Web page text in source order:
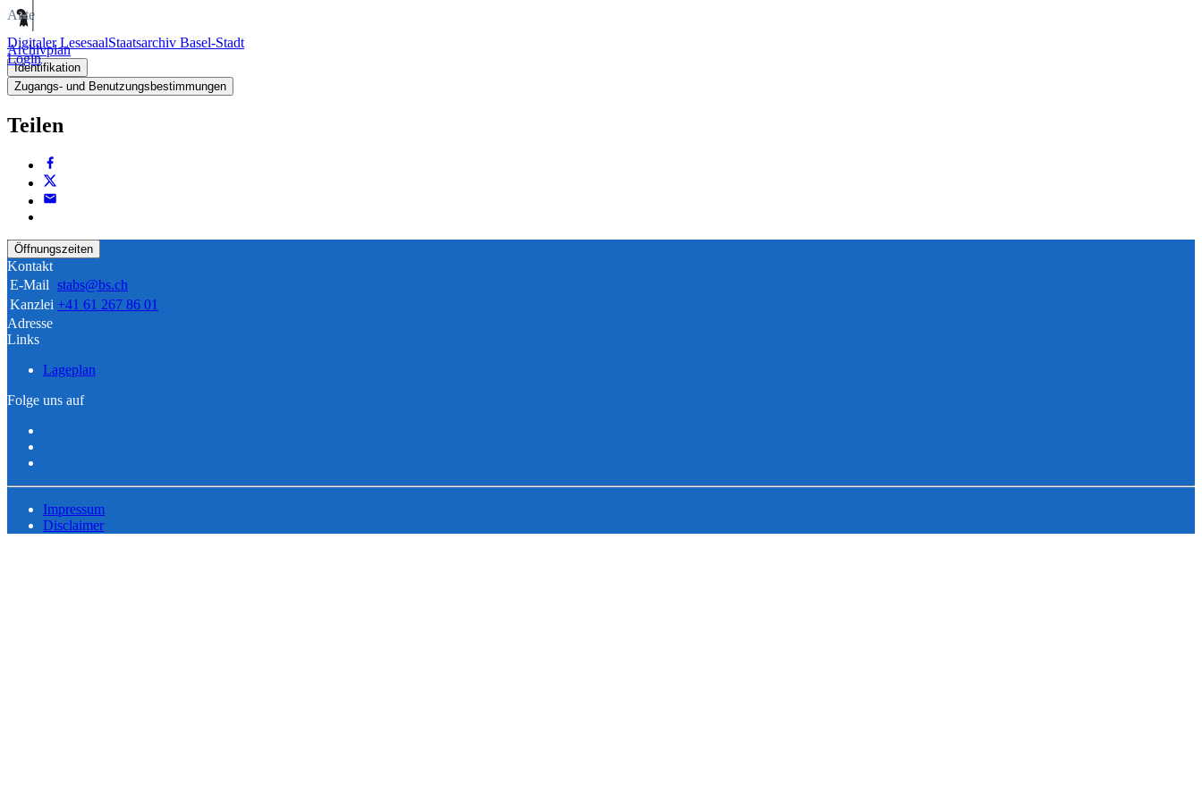
Digitaler LesesaalStaatsarchiv Basel-Stadt
Login
Akte
Archivplan
Identifikation
Zugangs- und Benutzungsbestimmungen
Teilen
Öffnungszeiten
Kontakt
E-Mail stabs@bs.ch
Kanzlei +41 61 267 86 01
Adresse
Links
Lageplan
Folge uns auf
Impressum
Disclaimer